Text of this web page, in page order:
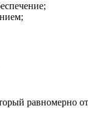
равномерно